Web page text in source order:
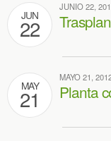
JUN
22
JUNIO 22,
MAY
21
MAYO 21,
Planta